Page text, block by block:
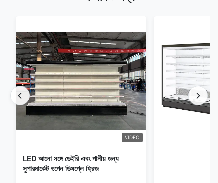
VIDEO
LED আলো সঙ্গে ডেইরি এবং পানীয় জন্য
সুপারমার্কেট ওপেন ডিসপ্লে ফ্রিজ